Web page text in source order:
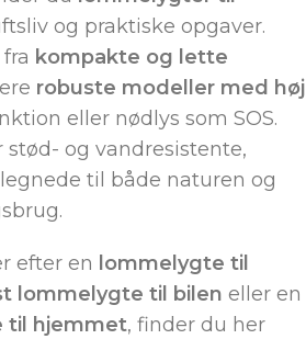
og praktiske opgaver.
kompakte og lette
robuste modeller med høj
eller nødlys som SOS.
og vandresistente,
til både naturen og
efter en lommelygte til
lommelygte til bilen eller en
til hjemmet, finder du her